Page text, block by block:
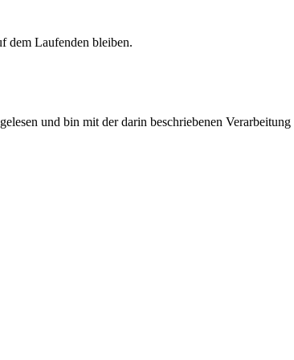
dem Laufenden bleiben.
gelesen und bin mit der darin beschriebenen